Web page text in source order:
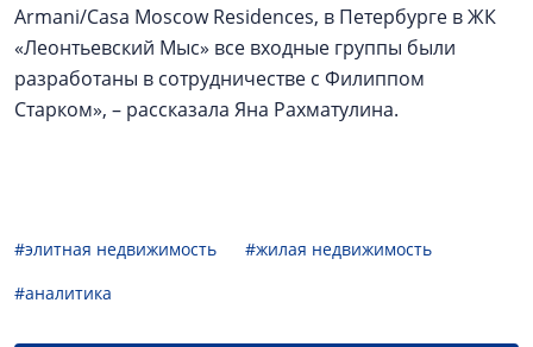
Armani/Casa Moscow Residences, в Петербурге в ЖК
«Леонтьевский Мыс» все входные группы были
разработаны в сотрудничестве с Филиппом
Старком», – рассказала Яна Рахматулина.
#элитная недвижимость
#жилая недвижимость
#аналитика